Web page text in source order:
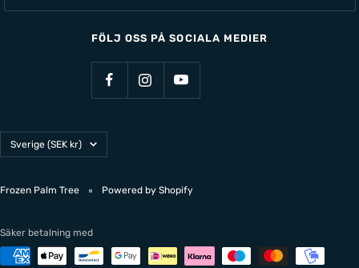
FÖLJ OSS PÅ SOCIALA MEDIER
Land/Region
Sverige (SEK kr)
Frozen Palm Tree Powered by Shopify
Säker betalning med